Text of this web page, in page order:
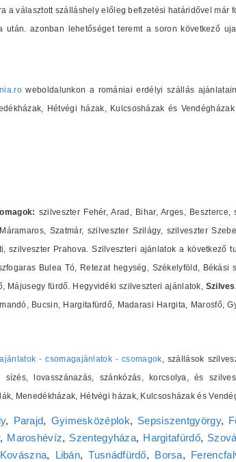
a választott szálláshely előleg befizetési határidővel már
azonban lehetőséget teremt a soron következő
weboldalunkon a romániai erdélyi szállás
Hétvégi házak, Kulcsosházak és
szilveszter Fehér, Arad, Bihar, Arges, Beszterce,
Szatmár, szilveszter Szilágy, szilveszter
szilveszter Prahova. Szilveszteri ajánlatok a következő
Bulea Tó, Retezat hegység, Székelyföld, Békási
Májusegy fürdő. Hegyvidéki szilveszteri ajánlatok,
Bucsin, Hargitafürdő, Madarasi Hargita, Marosfő,
- csomagajánlatok - csomagok, szállások
lovasszánazás, szánkózás, korcsolya, és
Menedékházak, Hétvégi házak, Kulcsosházak és
, Parajd, Gyimesközéplok, Sepsiszentgyörgy,
, Maroshévíz, Szentegyháza, Hargitafürdő,
Kovászna, Libán,Tusnádfürdő, Borsa,